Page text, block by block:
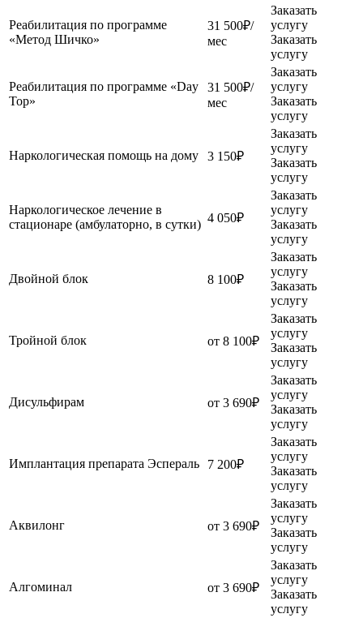
Реабилитация по программе
«Метод Шичко»
31 500₽/
мес
Заказать
услугу
Заказать
услугу
Реабилитация по программе «Day
Top»
31 500₽/
мес
Заказать
услугу
Заказать
услугу
Наркологическая помощь на дому 3 150₽
Заказать
услугу
Заказать
услугу
Наркологическое лечение в
стационаре (амбулаторно, в сутки) 4 050₽
Заказать
услугу
Заказать
услугу
Двойной блок 8 100₽
Заказать
услугу
Заказать
услугу
Тройной блок от 8 100₽
Заказать
услугу
Заказать
услугу
Дисульфирам от 3 690₽
Заказать
услугу
Заказать
услугу
Имплантация препарата Эспераль 7 200₽
Заказать
услугу
Заказать
услугу
Аквилонг от 3 690₽
Заказать
услугу
Заказать
услугу
Алгоминал от 3 690₽
Заказать
услугу
Заказать
услугу